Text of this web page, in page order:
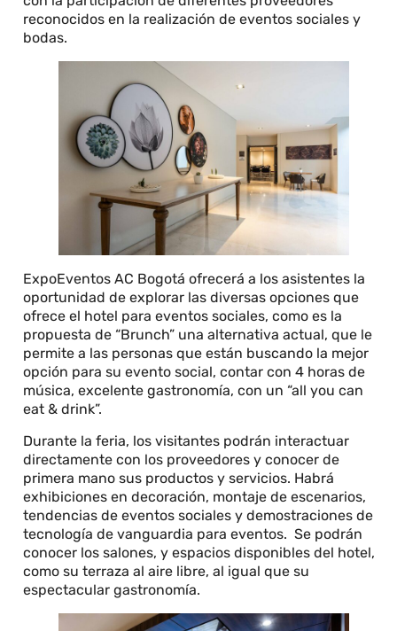
reconocidos en la realización de eventos sociales y
bodas.
ExpoEventos AC Bogotá ofrecerá a los asistentes la
oportunidad de explorar las diversas opciones que
ofrece el hotel para eventos sociales, como es la
propuesta de “Brunch” una alternativa actual, que le
permite a las personas que están buscando la mejor
opción para su evento social, contar con 4 horas de
música, excelente gastronomía, con un “all you can
eat & drink”.
Durante la feria, los visitantes podrán interactuar
directamente con los proveedores y conocer de
primera mano sus productos y servicios. Habrá
exhibiciones en decoración, montaje de escenarios,
tendencias de eventos sociales y demostraciones de
tecnología de vanguardia para eventos. Se podrán
conocer los salones, y espacios disponibles del hotel,
como su terraza al aire libre, al igual que su
espectacular gastronomía.